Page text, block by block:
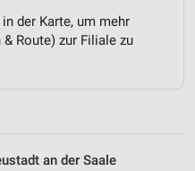
der Karte, um mehr
Route) zur Filiale zu
an der Saale